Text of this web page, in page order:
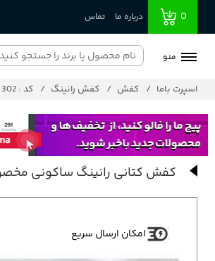
0 درباره ما تماس
منو
اسپرت باما کفش کفش رانینگ کد : 302
کفش کتانی رانینگ ساکونی
امکان ارسال سریع